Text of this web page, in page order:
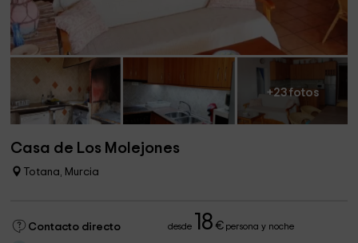
+23 fotos
Casa de Los Molejones
Totana, Murcia
Contacto directo desde 18 €persona y noche